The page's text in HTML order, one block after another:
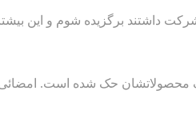
داشتند برگزیده شوم و این
حک شده است. امضائی